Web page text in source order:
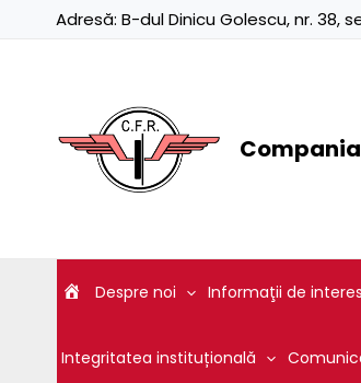
Adresă: B-dul Dinicu Golescu, nr. 38,
Compania
Despre noi Informaţii de
Integritatea instituțională